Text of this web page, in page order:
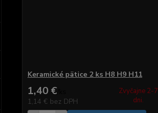
Keramické pätice 2 ks H8 H9 H11
1,40 €/
1,14 € bez DPH
Zvyčajne 2-7
dni.